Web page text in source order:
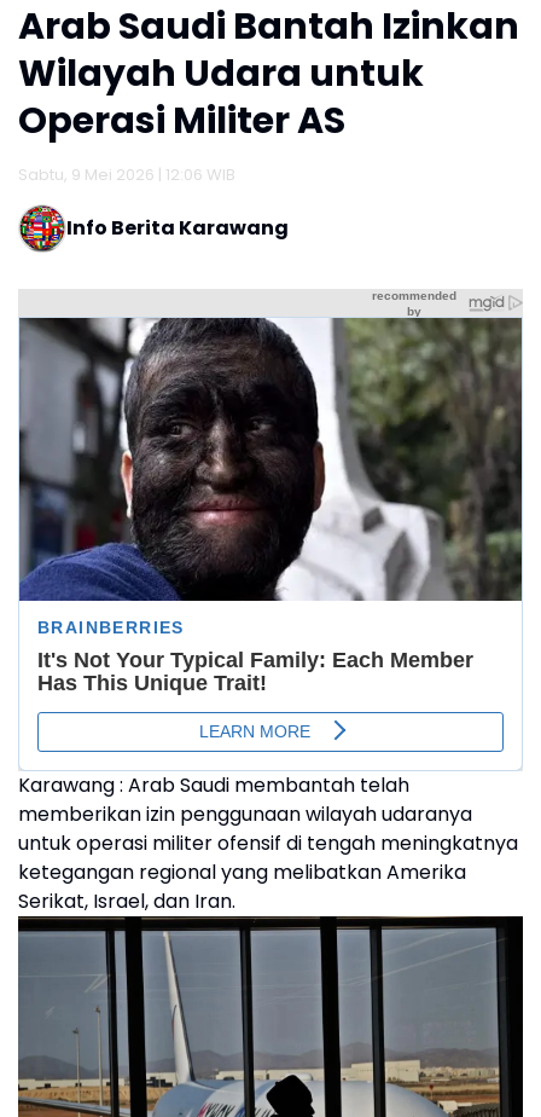
Arab Saudi Bantah Izinkan
Wilayah Udara untuk
Operasi Militer AS
Sabtu, 9 Mei 2026 | 12:06 WIB
Info Berita Karawang
Karawang : Arab Saudi membantah telah
memberikan izin penggunaan wilayah udaranya
untuk operasi militer ofensif di tengah meningkatnya
ketegangan regional yang melibatkan Amerika
Serikat, Israel, dan Iran.